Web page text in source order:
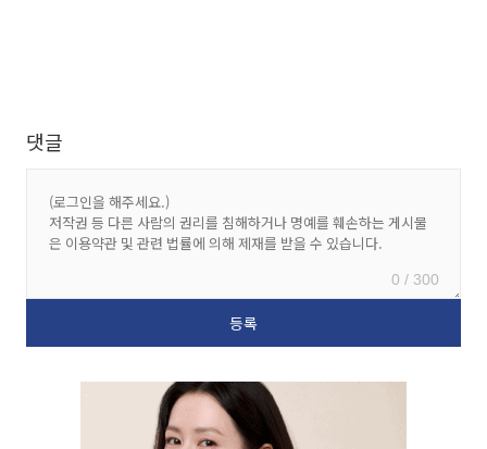
댓글
0 / 300